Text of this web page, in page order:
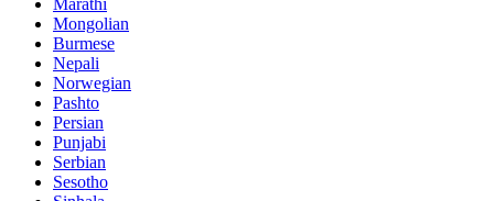
Mongolian
Burmese
Nepali
Norwegian
Pashto
Persian
Punjabi
Serbian
Sesotho